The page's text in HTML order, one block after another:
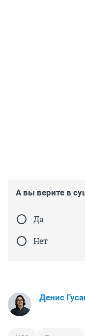
А вы верите в
Да
Нет
Денис